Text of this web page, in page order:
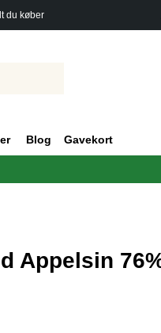
du køber
Blog Gavekort
Appelsin
0